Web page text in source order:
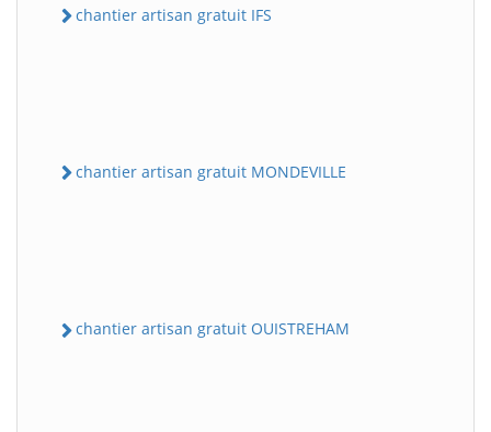
chantier artisan gratuit IFS
chantier artisan gratuit MONDEVILLE
chantier artisan gratuit OUISTREHAM